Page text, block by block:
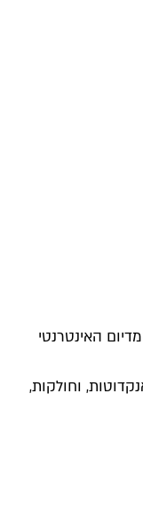
האינטרנטי
או אנקדוטות, וחולקות,